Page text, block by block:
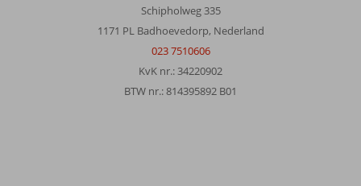
Schipholweg 335
1171 PL Badhoevedorp, Nederland
023 7510606
KvK nr.: 34220902
BTW nr.: 814395892 B01